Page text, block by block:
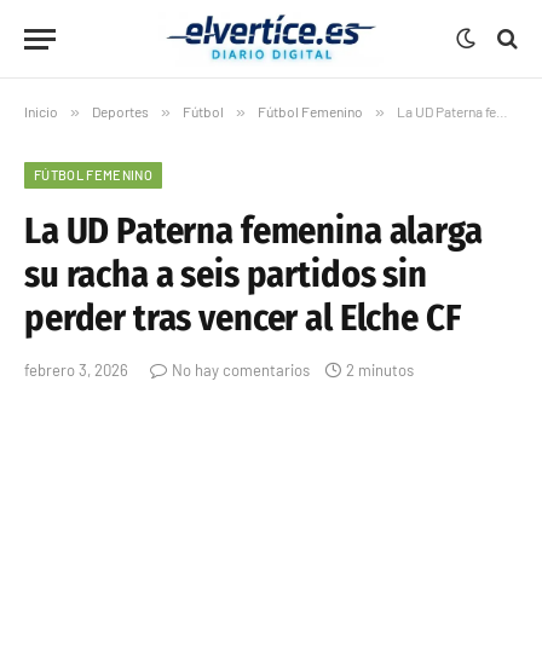
Inicio » Deportes » Fútbol » Fútbol Femenino » La UD Paterna femenina alarga su racha a seis partidos sin perder tras vencer al Elche CF
FÚTBOL FEMENINO
La UD Paterna femenina alarga
su racha a seis partidos sin
perder tras vencer al Elche CF
febrero 3, 2026 No hay comentarios 2 minutos